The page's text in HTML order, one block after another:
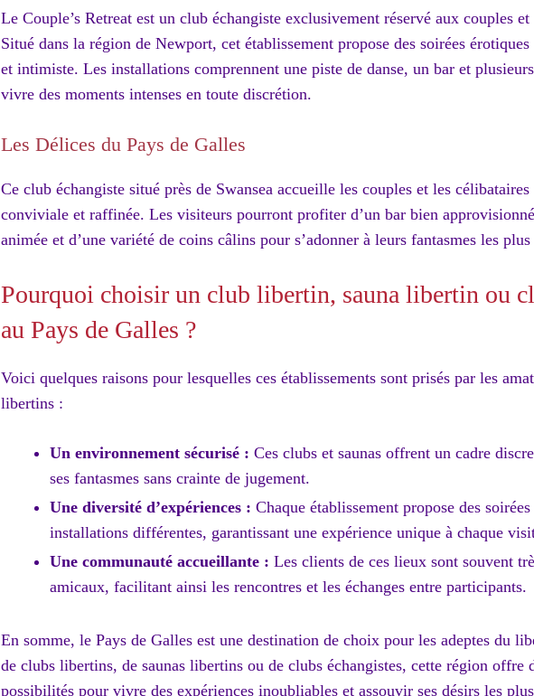
Le Couple’s Retreat est un club échangiste exclusivement réservé aux couples
Situé dans la région de Newport, cet établissement propose des soirées
et intimiste. Les installations comprennent une piste de danse, un bar et
vivre des moments intenses en toute discrétion.
Les Délices du Pays de Galles
Ce club échangiste situé près de Swansea accueille les couples et les
conviviale et raffinée. Les visiteurs pourront profiter d’un bar bien
animée et d’une variété de coins câlins pour s’adonner à leurs fantasmes les
Pourquoi choisir un club libertin, sauna libertin ou
au Pays de Galles ?
Voici quelques raisons pour lesquelles ces établissements sont prisés par les
libertins :
Un environnement sécurisé : Ces clubs et saunas offrent un cadre
ses fantasmes sans crainte de jugement.
Une diversité d’expériences : Chaque établissement propose des
installations différentes, garantissant une expérience unique à chaque
Une communauté accueillante : Les clients de ces lieux sont souvent
amicaux, facilitant ainsi les rencontres et les échanges entre participants.
En somme, le Pays de Galles est une destination de choix pour les adeptes du
de clubs libertins, de saunas libertins ou de clubs échangistes, cette région offre
possibilités pour vivre des expériences inoubliables et assouvir ses désirs les